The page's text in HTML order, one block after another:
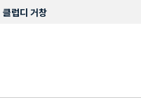
클럽디 거창